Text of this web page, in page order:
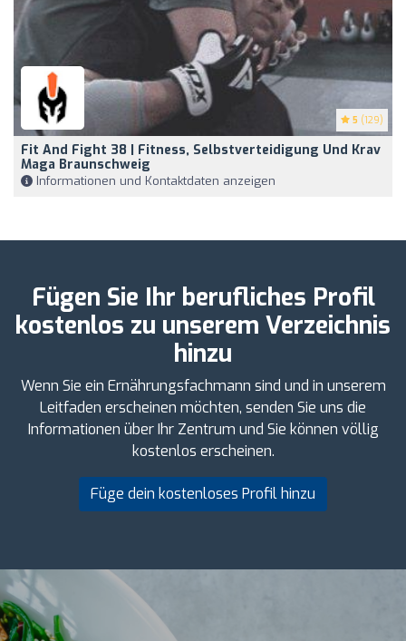
5 (129)
Fit And Fight 38 | Fitness, Selbstverteidigung Und Krav
Maga Braunschweig
Informationen und Kontaktdaten anzeigen
Fügen Sie Ihr berufliches Profil
kostenlos zu unserem Verzeichnis
hinzu
Wenn Sie ein Ernährungsfachmann sind und in unserem
Leitfaden erscheinen möchten, senden Sie uns die
Informationen über Ihr Zentrum und Sie können völlig
kostenlos erscheinen.
Füge dein kostenloses Profil hinzu